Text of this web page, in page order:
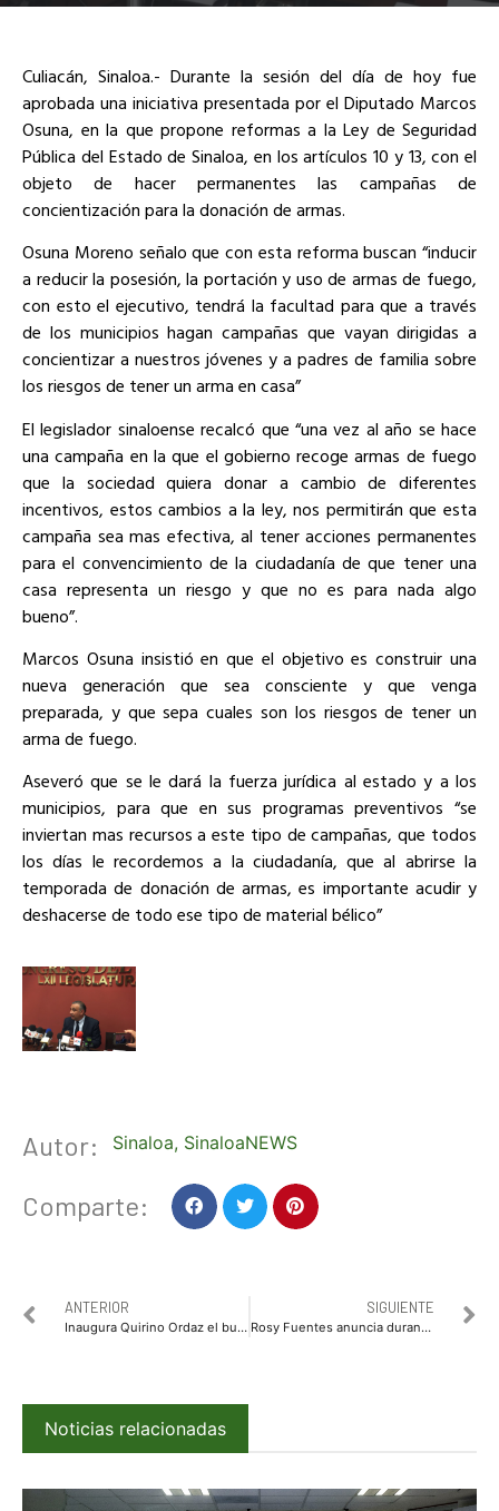
Culiacán, Sinaloa.- Durante la sesión del día de hoy fue
aprobada una iniciativa presentada por el Diputado Marcos
Osuna, en la que propone reformas a la Ley de Seguridad
Pública del Estado de Sinaloa, en los artículos 10 y 13, con el
objeto de hacer permanentes las campañas de
concientización para la donación de armas.
Osuna Moreno señalo que con esta reforma buscan “inducir
a reducir la posesión, la portación y uso de armas de fuego,
con esto el ejecutivo, tendrá la facultad para que a través
de los municipios hagan campañas que vayan dirigidas a
concientizar a nuestros jóvenes y a padres de familia sobre
los riesgos de tener un arma en casa”
El legislador sinaloense recalcó que “una vez al año se hace
una campaña en la que el gobierno recoge armas de fuego
que la sociedad quiera donar a cambio de diferentes
incentivos, estos cambios a la ley, nos permitirán que esta
campaña sea mas efectiva, al tener acciones permanentes
para el convencimiento de la ciudadanía de que tener una
casa representa un riesgo y que no es para nada algo
bueno”.
Marcos Osuna insistió en que el objetivo es construir una
nueva generación que sea consciente y que venga
preparada, y que sepa cuales son los riesgos de tener un
arma de fuego.
Aseveró que se le dará la fuerza jurídica al estado y a los
municipios, para que en sus programas preventivos “se
inviertan mas recursos a este tipo de campañas, que todos
los días le recordemos a la ciudadanía, que al abrirse la
temporada de donación de armas, es importante acudir y
deshacerse de todo ese tipo de material bélico”
Autor: Sinaloa, SinaloaNEWS
Comparte:
ANTERIOR
Inaugura Quirino Ordaz el bulevar salida a Imala en Culiacán
SIGUIENTE
Rosy Fuentes anuncia durante el Informe de Actividades de DIF Sinaloa la campaña “Te Queremos Sana”
Noticias relacionadas